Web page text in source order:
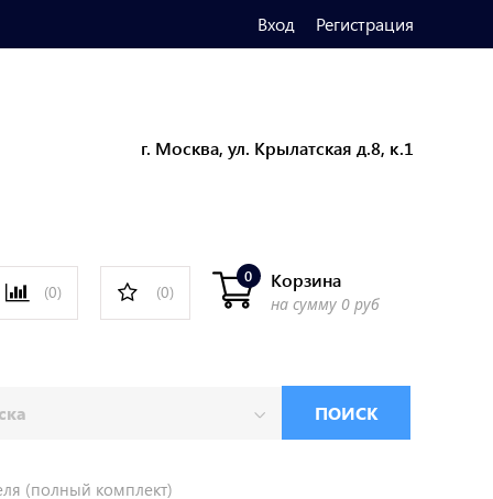
Вход Регистрация
г. Москва, ул. Крылатская д.8, к.1
(0) (0)
Корзина
0
на сумму 0 руб
ПОИСК
(полный комплект)